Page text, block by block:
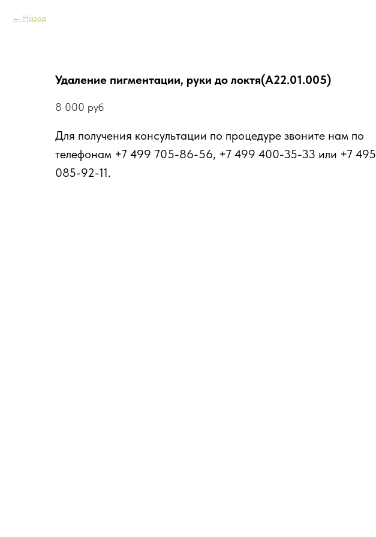
Назад
Удаление пигментации, руки до локтя(А22.01.005)
8 000 руб
Для получения консультации по процедуре звоните нам по
телефонам +7 499 705-86-56, +7 499 400-35-33 или +7 495
085-92-11.